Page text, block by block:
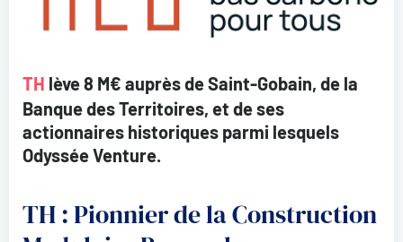
TH lève 8 M€ auprès de Saint-Gobain, de la
Banque des Territoires, et de ses
actionnaires historiques parmi lesquels
Odyssée Venture.
TH : Pionnier de la Construction